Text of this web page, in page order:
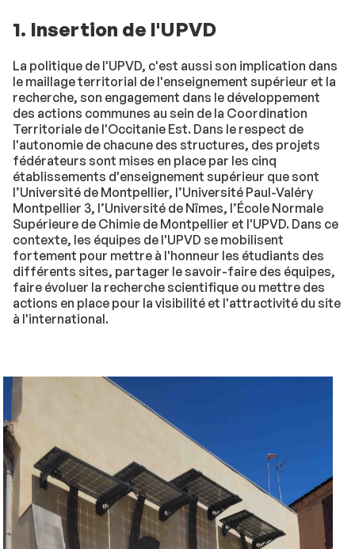
1. Insertion de l'UPVD
La politique de l'UPVD, c'est aussi son implication dans
le maillage territorial de l'enseignement supérieur et la
recherche, son engagement dans le développement
des actions communes au sein de la Coordination
Territoriale de l'Occitanie Est. Dans le respect de
l'autonomie de chacune des structures, des projets
fédérateurs sont mises en place par les cinq
établissements d'enseignement supérieur que sont
l’Université de Montpellier, l’Université Paul-Valéry
Montpellier 3, l’Université de Nîmes, l’École Normale
Supérieure de Chimie de Montpellier et l'UPVD. Dans ce
contexte, les équipes de l'UPVD se mobilisent
fortement pour mettre à l'honneur les étudiants des
différents sites, partager le savoir-faire des équipes,
faire évoluer la recherche scientifique ou mettre des
actions en place pour la visibilité et l'attractivité du site
à l'international.